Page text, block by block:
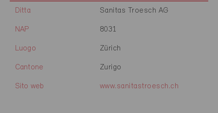
Ditta Sanitas Troesch AG
NAP 8031
Luogo Zürich
Cantone Zurigo
Sito web www.sanitastroesch.ch